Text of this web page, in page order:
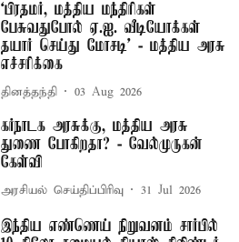
‘பிரதமர், மத்திய மந்திரிகள்
பேசுவதுபோல் ஏ.ஐ. வீடியோக்கள்
தயார் செய்து மோசடி’ - மத்திய அரசு
எச்சரிக்கை
தினத்தந்தி 03 Aug 2026
கர்நாடக அரசுக்கு, மத்திய அரசு
துணை போகிறதா? - வேல்முருகன்
கேள்வி
அரசியல் செய்திப்பிரிவு 31 Jul 2026
இந்திய எண்ணெய் நிறுவனம் சார்பில்